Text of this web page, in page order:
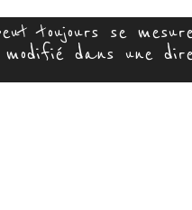
toujours se
dans une